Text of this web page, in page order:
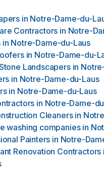
in Notre-Dame-du-
Contractors in Notre-
in Notre-Dame-du-Laus
in Notre-Dame-du-
Landscapers in
in Notre-Dame-du-Laus
in Notre-Dame-du-Laus
in Notre-Dame-
Cleaners in
washing companies in
Painters in Notre-
Renovation Contractors